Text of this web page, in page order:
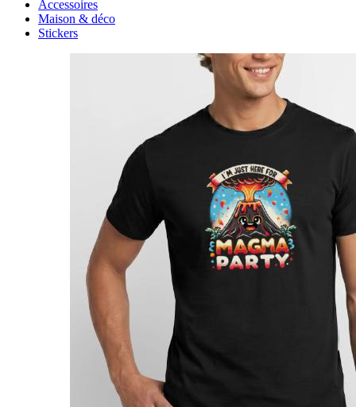
Accessoires
Maison & déco
Stickers